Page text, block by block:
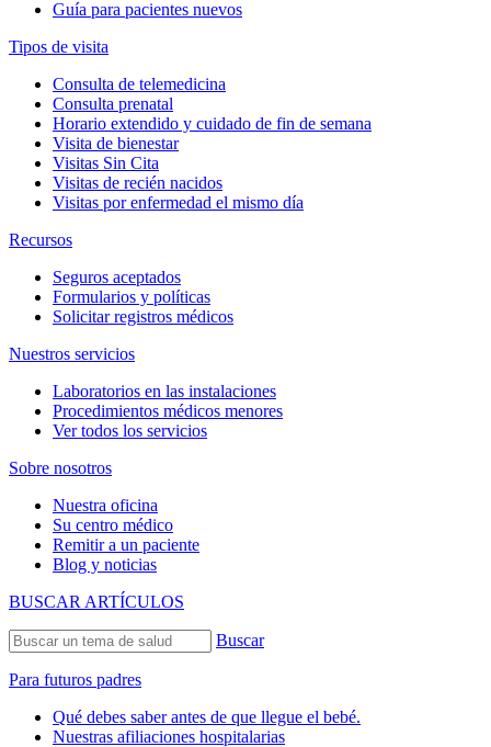
Guía para pacientes nuevos
Tipos de visita
Consulta de telemedicina
Consulta prenatal
Horario extendido y cuidado de fin de semana
Visita de bienestar
Visitas Sin Cita
Visitas de recién nacidos
Visitas por enfermedad el mismo día
Recursos
Seguros aceptados
Formularios y políticas
Solicitar registros médicos
Nuestros servicios
Laboratorios en las instalaciones
Procedimientos médicos menores
Ver todos los servicios
Sobre nosotros
Nuestra oficina
Su centro médico
Remitir a un paciente
Blog y noticias
BUSCAR ARTÍCULOS
Buscar
Para futuros padres
Qué debes saber antes de que llegue el bebé.
Nuestras afiliaciones hospitalarias